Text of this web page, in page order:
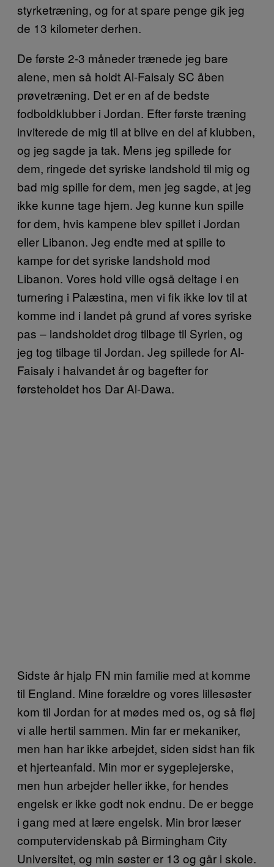
styrketræning, og for at spare penge gik jeg
de 13 kilometer derhen.
De første 2-3 måneder trænede jeg bare
alene, men så holdt Al-Faisaly SC åben
prøvetræning. Det er en af de bedste
fodboldklubber i Jordan. Efter første træning
inviterede de mig til at blive en del af klubben,
og jeg sagde ja tak. Mens jeg spillede for
dem, ringede det syriske landshold til mig og
bad mig spille for dem, men jeg sagde, at jeg
ikke kunne tage hjem. Jeg kunne kun spille
for dem, hvis kampene blev spillet i Jordan
eller Libanon. Jeg endte med at spille to
kampe for det syriske landshold mod
Libanon. Vores hold ville også deltage i en
turnering i Palæstina, men vi fik ikke lov til at
komme ind i landet på grund af vores syriske
pas – landsholdet drog tilbage til Syrien, og
jeg tog tilbage til Jordan. Jeg spillede for Al-
Faisaly i halvandet år og bagefter for
førsteholdet hos Dar Al-Dawa.
Sidste år hjalp FN min familie med at komme
til England. Mine forældre og vores lillesøster
kom til Jordan for at mødes med os, og så fløj
vi alle hertil sammen. Min far er mekaniker,
men han har ikke arbejdet, siden sidst han fik
et hjerteanfald. Min mor er sygeplejerske,
men hun arbejder heller ikke, for hendes
engelsk er ikke godt nok endnu. De er begge
i gang med at lære engelsk. Min bror læser
computervidenskab på Birmingham City
Universitet, og min søster er 13 og går i skole.